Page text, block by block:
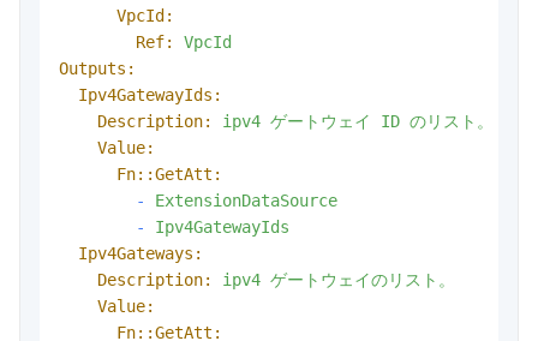
VpcId:
Ref:
VpcId
Outputs:
Ipv4GatewayIds:
Description:
ipv4 ゲートウェイ ID のリスト。
Value:
Fn::GetAtt:
-
ExtensionDataSource
-
Ipv4GatewayIds
Ipv4Gateways:
Description:
ipv4 ゲートウェイのリスト。
Value:
Fn::GetAtt: